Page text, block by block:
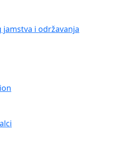
i održavanja